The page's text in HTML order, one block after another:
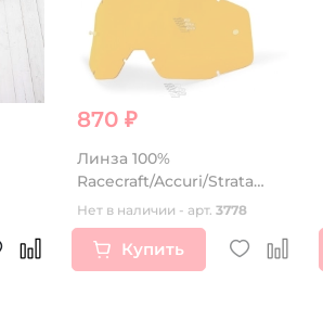
870 ₽
Линза 100%
Racecraft/Accuri/Strata
Anti-Fog Persimmon
(51001-046-02)
Нет в наличии - арт. 3778
Купить